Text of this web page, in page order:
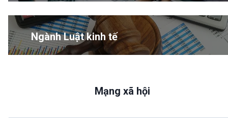
Ngành Luật kinh tế
Mạng xã hội